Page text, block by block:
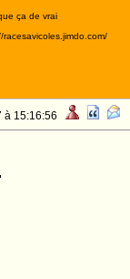
ça de vrai
à 15:16:56